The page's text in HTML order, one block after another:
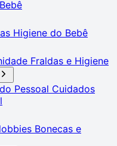
Higiene do Bebê
Fraldas e Higiene
Pessoal Cuidados
Bonecas e